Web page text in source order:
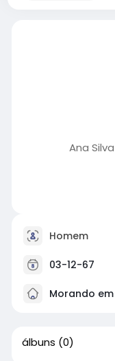
Ana
Homem
03-12-67
Morando em
álbuns (0)